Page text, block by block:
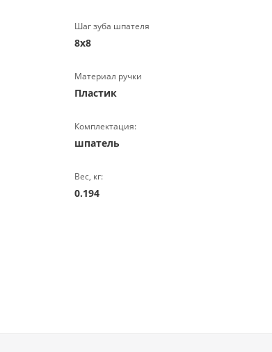
Шаг зуба шпателя
8х8
Материал ручки
Пластик
Комплектация:
шпатель
Вес, кг:
0.194